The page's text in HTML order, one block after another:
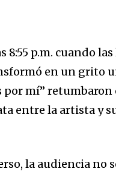
8:55 p.m. cuando
en un grito
por mí”
entre la artista y
la audiencia no